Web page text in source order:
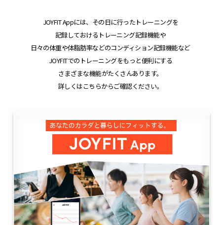
JOYFIT Appには、その日に行ったトレーニングを
記録しておけるトレーニング記録機能や
日々の体重や体脂肪率などのコンディション記録機能など
JOYFITでのトレーニングをもっと便利にする
さまざまな機能がたくさんあります。
詳しくはこちらからご確認ください。